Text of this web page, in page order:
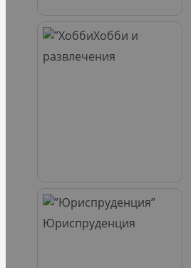
Хобби и
развлечения
Юриспруденция